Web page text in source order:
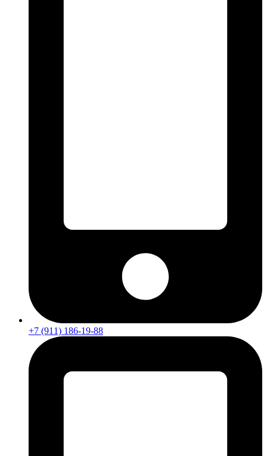
+7 (911) 186-19-88